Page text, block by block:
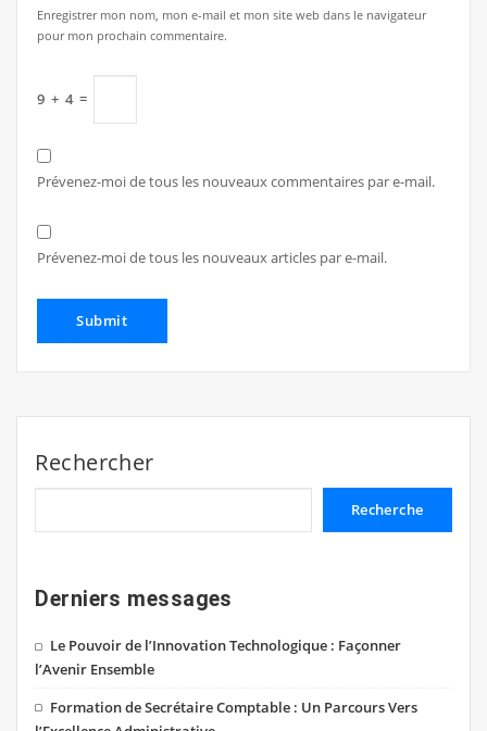
Enregistrer mon nom, mon e-mail et mon site web dans le navigateur
pour mon prochain commentaire.
9 + 4 =
Prévenez-moi de tous les nouveaux commentaires par e-mail.
Prévenez-moi de tous les nouveaux articles par e-mail.
Rechercher
Recherche
Derniers messages
Le Pouvoir de l’Innovation Technologique : Façonner
l’Avenir Ensemble
Formation de Secrétaire Comptable : Un Parcours Vers